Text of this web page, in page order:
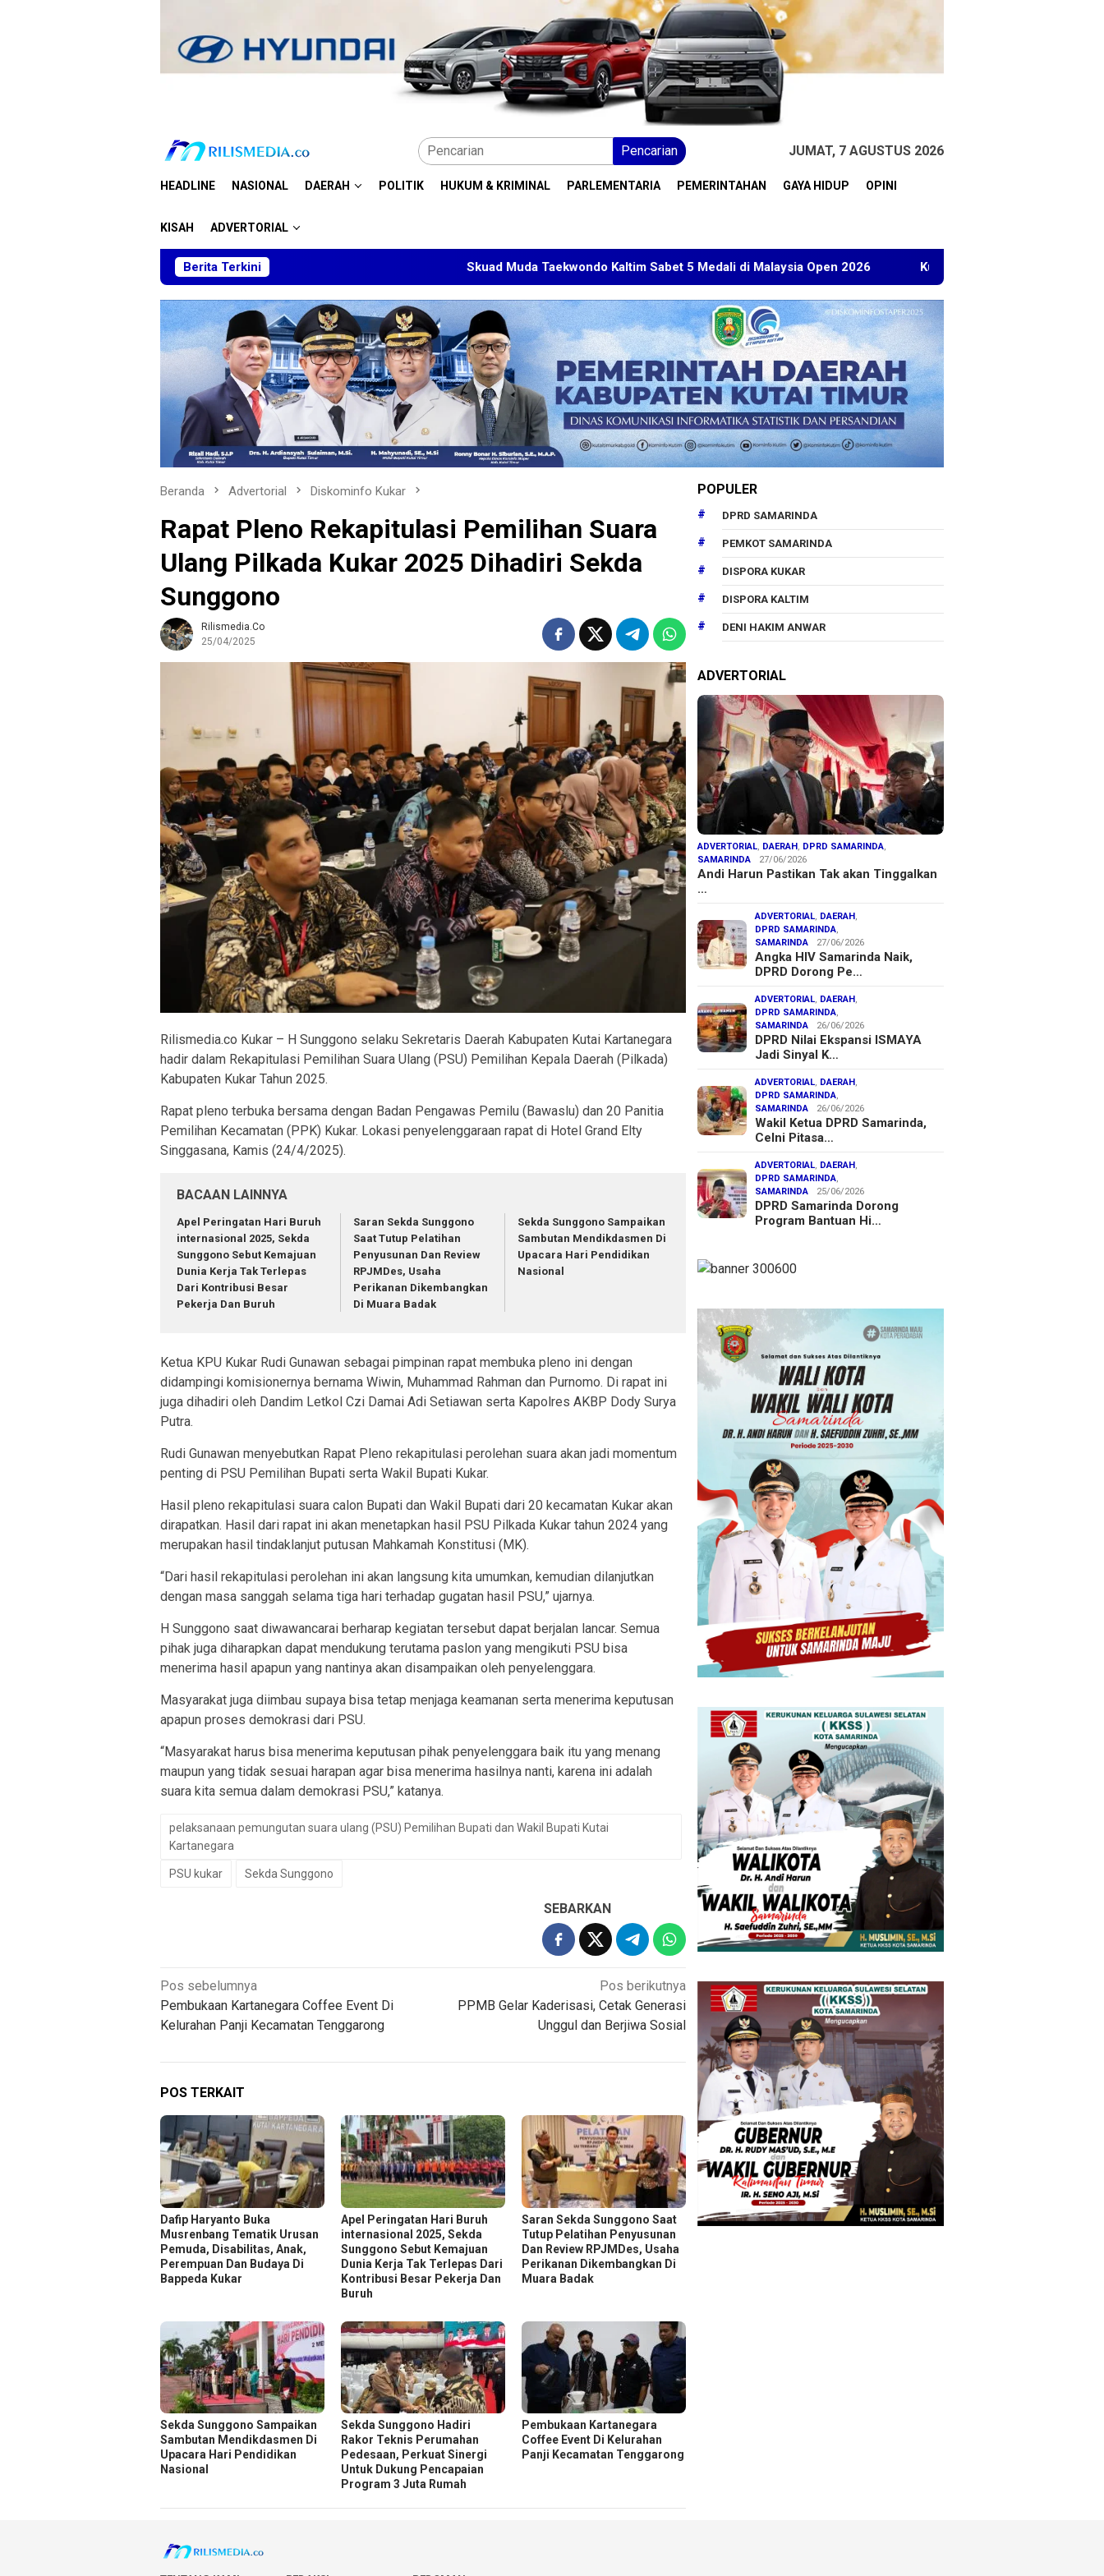
Pencarian JUMAT, 7 AGUSTUS 2026
HEADLINE NASIONAL DAERAH POLITIK HUKUM & KRIMINAL PARLEMENTARIA PEMERINTAHAN GAYA HIDUP OPINI
KISAH ADVERTORIAL
Berita Terkini Skuad Muda Taekwondo Kaltim Sabet 5 Medali di Malaysia Open 2026 Kuasa Hukum BT Minta Dakwaan Korupsi Lahan
Beranda Advertorial Diskominfo Kukar
Rapat Pleno Rekapitulasi Pemilihan Suara
Ulang Pilkada Kukar 2025 Dihadiri Sekda
Sunggono
Rilismedia.co
25/04/2025
Rilismedia.co Kukar – H Sunggono selaku Sekretaris Daerah Kabupaten Kutai Kartanegara
hadir dalam Rekapitulasi Pemilihan Suara Ulang (PSU) Pemilihan Kepala Daerah (Pilkada)
Kabupaten Kukar Tahun 2025.
Rapat pleno terbuka bersama dengan Badan Pengawas Pemilu (Bawaslu) dan 20 Panitia
Pemilihan Kecamatan (PPK) Kukar. Lokasi penyelenggaraan rapat di Hotel Grand Elty
Singgasana, Kamis (24/4/2025).
BACAAN LAINNYA
Apel Peringatan Hari Buruh
internasional 2025, Sekda
Sunggono Sebut Kemajuan
Dunia Kerja Tak Terlepas
Dari Kontribusi Besar
Pekerja Dan Buruh
Saran Sekda Sunggono
Saat Tutup Pelatihan
Penyusunan Dan Review
RPJMDes, Usaha
Perikanan Dikembangkan
Di Muara Badak
Sekda Sunggono Sampaikan
Sambutan Mendikdasmen Di
Upacara Hari Pendidikan
Nasional
Ketua KPU Kukar Rudi Gunawan sebagai pimpinan rapat membuka pleno ini dengan
didampingi komisionernya bernama Wiwin, Muhammad Rahman dan Purnomo. Di rapat ini
juga dihadiri oleh Dandim Letkol Czi Damai Adi Setiawan serta Kapolres AKBP Dody Surya
Putra.
Rudi Gunawan menyebutkan Rapat Pleno rekapitulasi perolehan suara akan jadi momentum
penting di PSU Pemilihan Bupati serta Wakil Bupati Kukar.
Hasil pleno rekapitulasi suara calon Bupati dan Wakil Bupati dari 20 kecamatan Kukar akan
dirapatkan. Hasil dari rapat ini akan menetapkan hasil PSU Pilkada Kukar tahun 2024 yang
merupakan hasil tindaklanjut putusan Mahkamah Konstitusi (MK).
“Dari hasil rekapitulasi perolehan ini akan langsung kita umumkan, kemudian dilanjutkan
dengan masa sanggah selama tiga hari terhadap gugatan hasil PSU,” ujarnya.
H Sunggono saat diwawancarai berharap kegiatan tersebut dapat berjalan lancar. Semua
pihak juga diharapkan dapat mendukung terutama paslon yang mengikuti PSU bisa
menerima hasil apapun yang nantinya akan disampaikan oleh penyelenggara.
Masyarakat juga diimbau supaya bisa tetap menjaga keamanan serta menerima keputusan
apapun proses demokrasi dari PSU.
“Masyarakat harus bisa menerima keputusan pihak penyelenggara baik itu yang menang
maupun yang tidak sesuai harapan agar bisa menerima hasilnya nanti, karena ini adalah
suara kita semua dalam demokrasi PSU,” katanya.
pelaksanaan pemungutan suara ulang (PSU) Pemilihan Bupati dan Wakil Bupati Kutai
Kartanegara
PSU kukar Sekda Sunggono
SEBARKAN
Navigasi
pos
Pos sebelumnya
Pembukaan Kartanegara Coffee Event Di
Kelurahan Panji Kecamatan Tenggarong
Pos berikutnya
PPMB Gelar Kaderisasi, Cetak Generasi
Unggul dan Berjiwa Sosial
POS TERKAIT
Dafip Haryanto Buka
Musrenbang Tematik Urusan
Pemuda, Disabilitas, Anak,
Perempuan Dan Budaya Di
Bappeda Kukar
Apel Peringatan Hari Buruh
internasional 2025, Sekda
Sunggono Sebut Kemajuan
Dunia Kerja Tak Terlepas Dari
Kontribusi Besar Pekerja Dan
Buruh
Saran Sekda Sunggono Saat
Tutup Pelatihan Penyusunan
Dan Review RPJMDes, Usaha
Perikanan Dikembangkan Di
Muara Badak
Sekda Sunggono Sampaikan
Sambutan Mendikdasmen Di
Upacara Hari Pendidikan
Nasional
Sekda Sunggono Hadiri
Rakor Teknis Perumahan
Pedesaan, Perkuat Sinergi
Untuk Dukung Pencapaian
Program 3 Juta Rumah
Pembukaan Kartanegara
Coffee Event Di Kelurahan
Panji Kecamatan Tenggarong
POPULER
DPRD SAMARINDA
PEMKOT SAMARINDA
DISPORA KUKAR
DISPORA KALTIM
DENI HAKIM ANWAR
ADVERTORIAL
ADVERTORIAL, DAERAH , DPRD SAMARINDA,
SAMARINDA
27/06/2026
Andi Harun Pastikan Tak akan Tinggalkan
…
ADVERTORIAL, DAERAH ,
DPRD SAMARINDA,
SAMARINDA
27/06/2026
Angka HIV Samarinda Naik,
DPRD Dorong Pe…
ADVERTORIAL, DAERAH ,
DPRD SAMARINDA,
SAMARINDA
26/06/2026
DPRD Nilai Ekspansi ISMAYA
Jadi Sinyal K…
ADVERTORIAL, DAERAH ,
DPRD SAMARINDA,
SAMARINDA
26/06/2026
Wakil Ketua DPRD Samarinda,
Celni Pitasa…
ADVERTORIAL, DAERAH ,
DPRD SAMARINDA,
SAMARINDA
25/06/2026
DPRD Samarinda Dorong
Program Bantuan Hi…